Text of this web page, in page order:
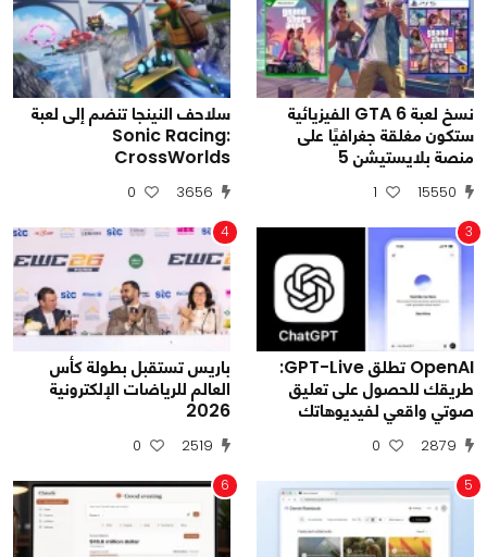
نسخ لعبة GTA 6 الفيزيائية
ستكون مغلقة جغرافيًا على
منصة بلايستيشن 5
15550
1
سلاحف النينجا تنضم إلى لعبة
Sonic Racing:
CrossWorlds
3656
0
3
OpenAI تطلق GPT-Live:
طريقك للحصول على تعليق
صوتي واقعي لفيديوهاتك
2879
0
4
باريس تستقبل بطولة كأس
العالم للرياضات الإلكترونية
2026
2519
0
5
6